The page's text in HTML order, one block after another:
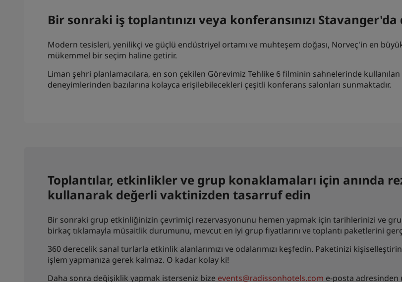
Bir sonraki iş toplantınızı veya konferansınızı
Modern tesisleri, yenilikçi ve güçlü endüstriyel ortamı ve muhteşem doğası, Norveç'in en
mükemmel bir seçim haline getirir.
Liman şehri planlamacılara, en son çekilen Görevimiz Tehlike 6 filminin sahnelerinde
deneyimlerinden bazılarına kolayca erişilebilecekleri çeşitli konferans salonları sunmaktadır.
Toplantılar, etkinlikler ve grup konaklamaları için anında
kullanarak değerli vaktinizden tasarruf edin
Bir sonraki grup etkinliğinizin çevrimiçi rezervasyonunu hemen yapmak için tarihlerinizi ve
birkaç tıklamayla müsaitlik durumunu, mevcut en iyi grup fiyatlarını ve toplantı paketlerini
360 derecelik sanal turlarla etkinlik alanlarımızı ve odalarımızı keşfedin. Paketinizi
işlem yapmanıza gerek kalmaz. O kadar kolay ki!
Daha sonra değişiklik yapmak isterseniz bize events@radissonhotels.com e-posta adresinden